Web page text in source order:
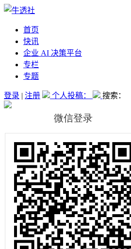
首页
快讯
企业 AI 决策平台
专栏
专题
登录 | 注册 个人投稿： 搜索：